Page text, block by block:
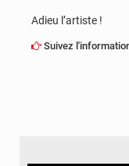
Adieu l’artiste !
Suivez